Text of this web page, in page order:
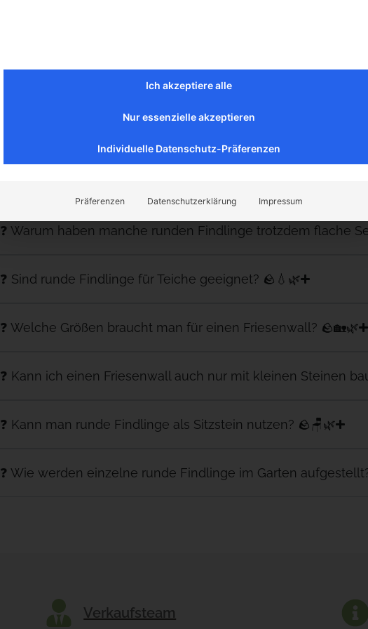
❓ Woher stammen runde Naturstein-Findlinge? 🪨🌍
❓ Warum haben manche runden Findlinge trotzdem flache
❓ Sind runde Findlinge für Teiche geeignet? 🪨💧🌿
❓ Welche Größen braucht man für einen Friesenwall? 🪨🏡🌿
❓ Kann ich einen Friesenwall auch nur mit kleinen Steinen
❓ Kann man runde Findlinge als Sitzstein nutzen? 🪨🪑🌿
❓ Wie werden einzelne runde Findlinge im Garten
Verkaufsteam
Ich akzeptiere alle
Nur essenzielle akzeptieren
Individuelle Datenschutz-Präferenzen
Präferenzen Datenschutzerklärung Impressum